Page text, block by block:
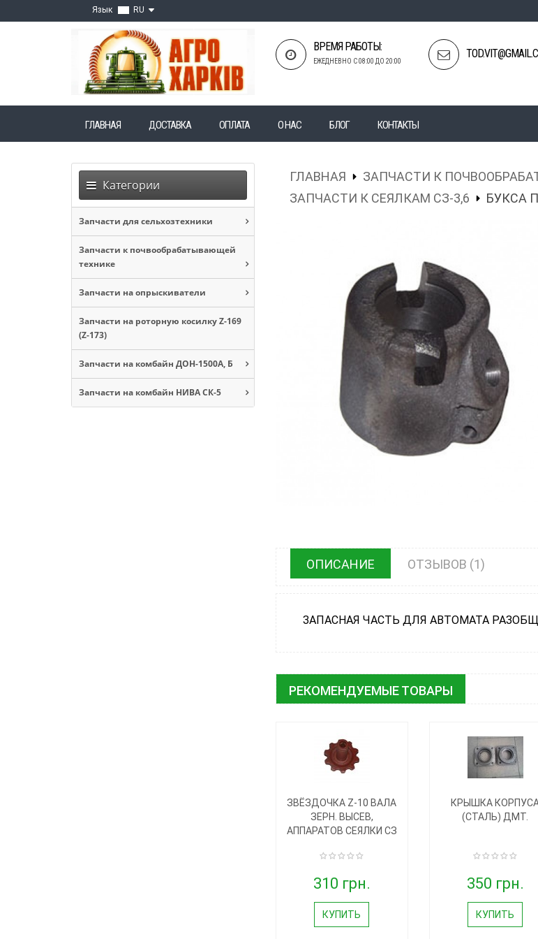
Язык RU
ВРЕМЯ РАБОТЫ:
ЕЖЕДНЕВНО С 08:00 ДО 20:00
ГЛАВНАЯ ДОСТАВКА ОПЛАТА О НАС БЛОГ КОНТАКТЫ
Категории
Запчасти для сельхозтехники
Запчасти к почвообрабатывающей
технике
Запчасти на опрыскиватели
Запчасти на роторную косилку Z-169
(Z-173)
Запчасти на комбайн ДОН-1500А, Б
Запчасти на комбайн НИВА СК-5
ГЛАВНАЯ
ЗАПЧАСТИ К
ЗАПЧАСТИ К СЕЯЛКАМ СЗ-3,6
БУКСА
ОПИСАНИЕ ОТЗЫВОВ (1)
ЗАПАСНАЯ ЧАСТЬ ДЛЯ АВТОМАТА
РЕКОМЕНДУЕМЫЕ ТОВАРЫ
ЗВЁЗДОЧКА Z-10 ВАЛА
ЗЕРН. ВЫСЕВ,
АППАРАТОВ СЕЯЛКИ СЗ
310 грн.
КУПИТЬ
КРЫШКА
(СТАЛЬ) ДМТ.
350 грн.
КУПИТЬ